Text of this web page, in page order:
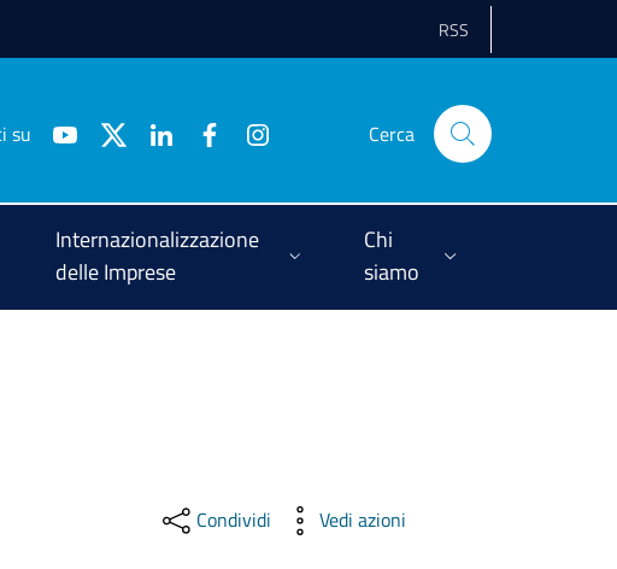
RSS
su Cerca
Internazionalizzazione
delle Imprese
Chi
siamo
Condividi Vedi azioni